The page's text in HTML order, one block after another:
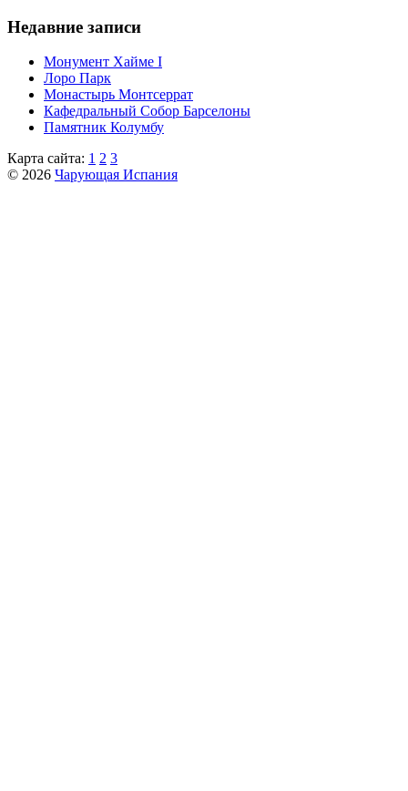
Недавние записи
Монумент Хайме I
Лоро Парк
Монастырь Монтсеррат
Кафeдрaльный Собор Барселоны
Пaмятник Колумбу
Карта сайта: 1 2 3
© 2026 Чарующая Испания